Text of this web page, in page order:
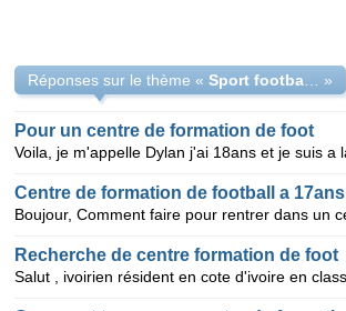
Réponses sur le thème « »
Pour un centre de formation de foot
Centre de formation de football a 17ans
Recherche de centre formation de foot